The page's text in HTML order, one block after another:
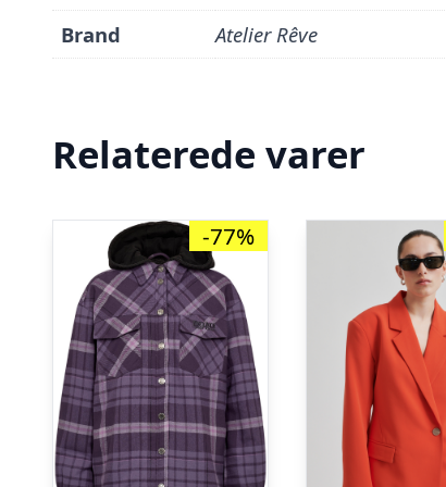
Brand Atelier Rêve
Relaterede varer
-77%